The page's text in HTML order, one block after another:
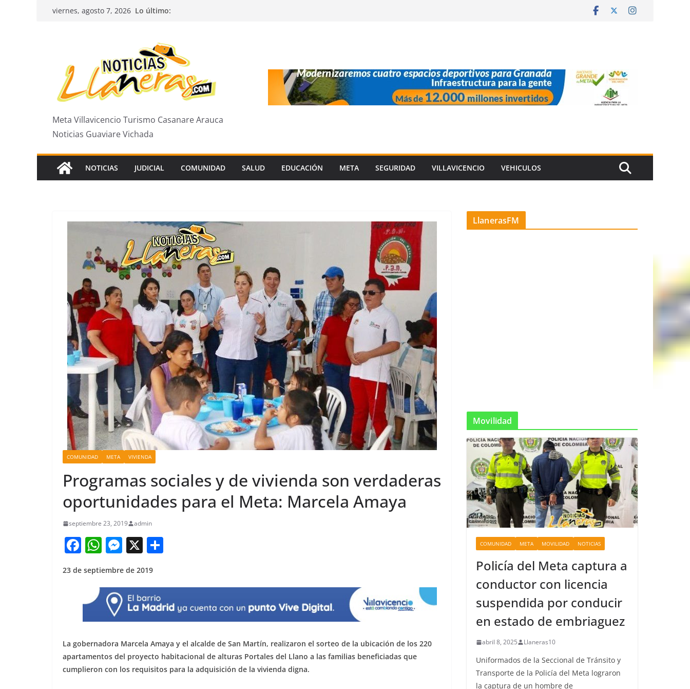
Saltarviernes, agosto 7, 2026 Lo último:
Meta Villavicencio Turismo Casanare Arauca
Noticias Guaviare Vichada
NOTICIAS JUDICIAL COMUNIDAD SALUD EDUCACIÓN META SEGURIDAD VILLAVICENCIO VEHICULOS
COMUNIDAD META VIVIENDA
Programas sociales y de vivienda son verdaderas
oportunidades para el Meta: Marcela Amaya
septiembre 23, 2019 admin
F
c
b
o
o
k
W
at
s
A
p
p
M
e
ss
e
n
g
er
X
e
23 de septiembre de 2019
La gobernadora Marcela Amaya y el alcalde de San Martín, realizaron el sorteo de la ubicación de los 220
apartamentos del proyecto habitacional de alturas Portales del Llano a las familias beneficiadas que
cumplieron con los requisitos para la adquisición de la vivienda digna.
LlanerasFM
Movilidad
COMUNIDAD META MOVILIDAD NOTICIAS
Policía del Meta captura a
conductor con licencia
suspendida por conducir
en estado de embriaguez
abril 8, 2025 Llaneras10
Uniformados de la Seccional de Tránsito y
Transporte de la Policía del Meta lograron
la captura de un hombre de